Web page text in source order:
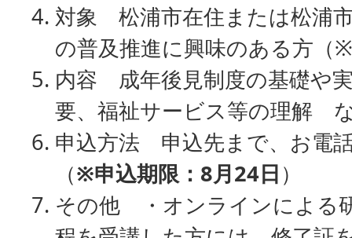
対象 松浦市在住または松浦
の普及推進に興味のある方（
内容 成年後見制度の基礎や
要、福祉サービス等の理解
申込方法 申込先まで、お電
（※申込期限：8月24日）
その他 ・オンラインによる